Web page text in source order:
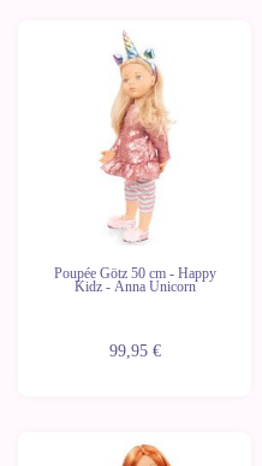
Poupée Götz 50 cm - Happy
Kidz - Anna Unicorn
99,95 €